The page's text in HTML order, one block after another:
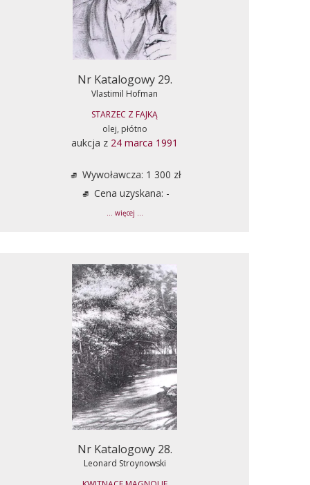
Nr Katalogowy 29.
Vlastimil Hofman
STARZEC Z FAJKĄ
olej, płótno
aukcja z 24 marca 1991
Wywoławcza: 1 300 zł
Cena uzyskana: -
... więcej ...
Nr Katalogowy 28.
Leonard Stroynowski